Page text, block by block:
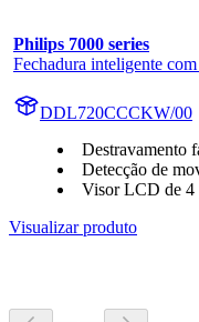
Philips 7000 series
Fechadura inteligente
DDL720CCCKW/00
Destravamento
Detecção de
Visor LCD de 4
Visualizar produto